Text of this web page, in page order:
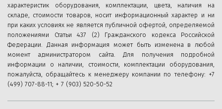
характеристик оборудования, комплектации, цвета, наличия на
складе, стоимости товаров, носит информационный характер и ни
при каких условиях не является публичной офертой, определяемой
положениями Статьи 437 (2) Гражданского кодекса Российской
Федерации. Данная информация может быть изменена в любой
момент администратором сайта. Для получения подробной
информации о наличии, стоимости, комплектации оборудования,
пожалуйста, обращайтесь к менеджеру компании по телефону: +7
(499) 707-88-11; + 7 (903) 520-50-52